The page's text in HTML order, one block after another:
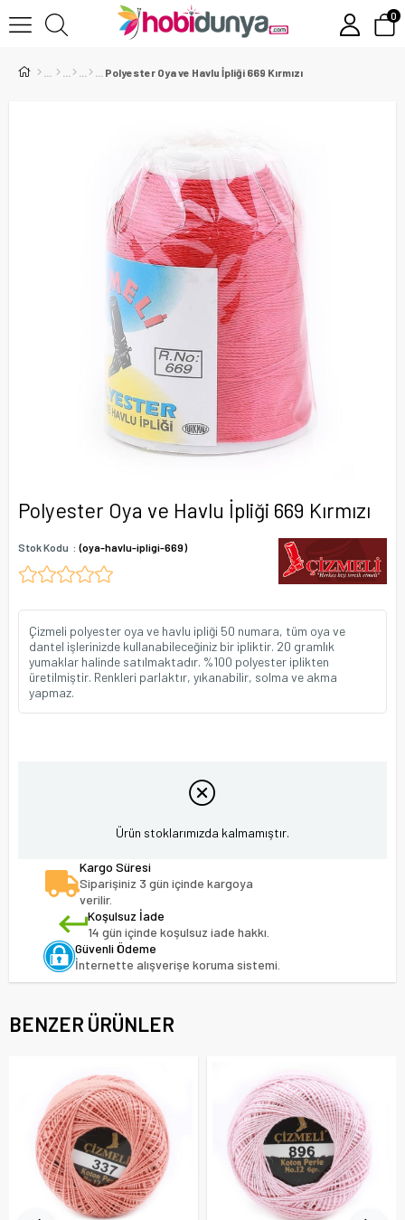
0
Polyester Oya ve Havlu İpliği 669 Kırmızı
Polyester Oya ve Havlu İpliği 669 Kırmızı
Stok Kodu (oya-havlu-ipligi-669)
Çizmeli polyester oya ve havlu ipliği 50 numara, tüm oya ve
dantel işlerinizde kullanabileceğiniz bir ipliktir. 20 gramlık
yumaklar halinde satılmaktadır. %100 polyester iplikten
üretilmiştir. Renkleri parlaktır, yıkanabilir, solma ve akma
yapmaz.
Ürün stoklarımızda kalmamıştır.
Kargo Süresi
Siparişiniz 3 gün içinde kargoya
verilir.
Koşulsuz İade
14 gün içinde koşulsuz iade hakkı.
Güvenli Ödeme
İnternette alışverişe koruma sistemi.
BENZER ÜRÜNLER